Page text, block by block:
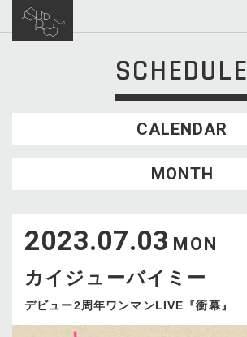
SCHEDULE
CALENDAR
WED
2
3 4 5
16
17 18 19
23
24 25 26 27
30
31
MONTH
2023.07.03 MON
カイジューバイミー
デビュー2周年ワンマンLIVE『衝幕』